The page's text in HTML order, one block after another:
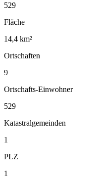
529
Fläche
14,4 km²
Ortschaften
9
Ortschafts-Einwohner
529
Katastralgemeinden
1
PLZ
1